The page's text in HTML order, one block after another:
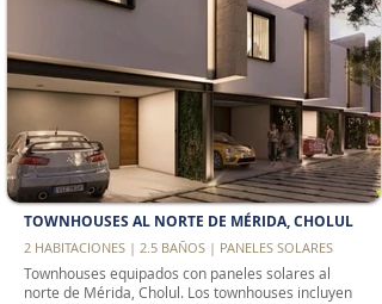
TOWNHOUSES AL NORTE DE MÉRIDA, CHOLUL
2 HABITACIONES | 2.5 BAÑOS | PANELES SOLARES
Townhouses equipados con paneles solares al
norte de Mérida, Cholul. Los townhouses incluyen